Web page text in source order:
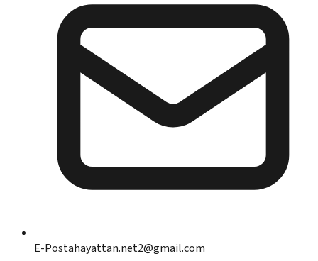
E-Postahayattan.net2@gmail.com